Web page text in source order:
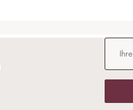
E-Mail-